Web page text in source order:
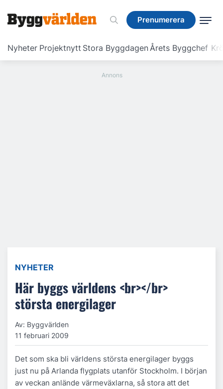
Prenumerera
Nyheter Projektnytt Stora ByggdagenÅrets Byggchef
Prenumerera
NYHETER
Här byggs världens <br></br>
största energilager
Av: Byggvärlden
11 februari 2009
Det som ska bli världens största energilager byggs
just nu på Arlanda flygplats utanför Stockholm. I början
av veckan anlände värmeväxlarna, så stora att det